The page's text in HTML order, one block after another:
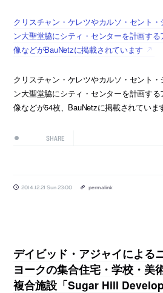
クリスチャン・ケレツやカルソ・セント
ン大聖堂脇にシティ・センターを計画す
像などがBauNetzに掲載されています
クリスチャン・ケレツやカルソ・セント
ン大聖堂脇にシティ・センターを計画す
像などが54枚、BauNetzに掲載されていま
SHARE
2014.12.21 Sun 23:00 permalink
デイビッド・アジャイによる
ヨークの集合住宅・学校・美
複合施設「Sugar Hill